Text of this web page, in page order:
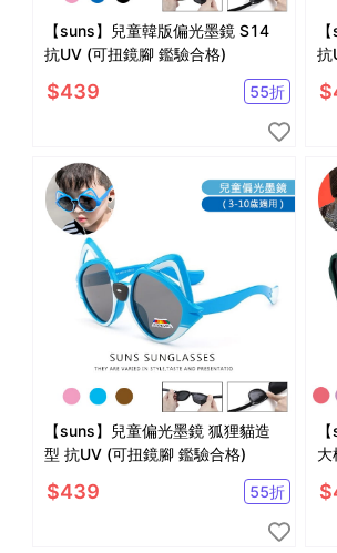
【suns】兒童韓版偏光墨鏡 S14
抗UV (可扭鏡腳 鑑驗合格)
$439 55折
抗
$
【suns】兒童偏光墨鏡 狐狸貓造
型 抗UV (可扭鏡腳 鑑驗合格)
$439 55折
大
$